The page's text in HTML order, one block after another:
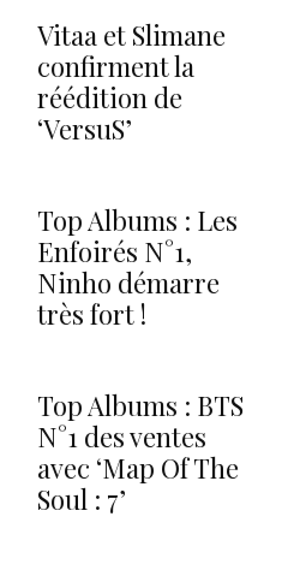
Vitaa et Slimane
confirment la
réédition de
‘VersuS’
Top Albums : Les
Enfoirés N°1,
Ninho démarre
très fort !
Top Albums : BTS
N°1 des ventes
avec ‘Map Of The
Soul : 7’